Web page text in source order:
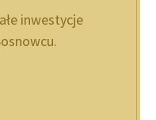
inwestycje